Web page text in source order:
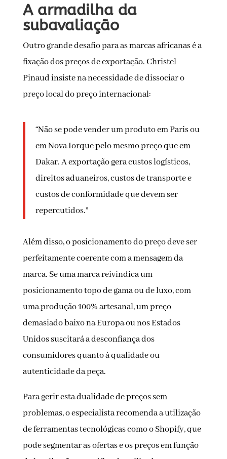
A armadilha da
subavaliação
Outro grande desafio para as marcas africanas é a
fixação dos preços de exportação. Christel
Pinaud insiste na necessidade de dissociar o
preço local do preço internacional:
“Não se pode vender um produto em Paris ou
em Nova Iorque pelo mesmo preço que em
Dakar. A exportação gera custos logísticos,
direitos aduaneiros, custos de transporte e
custos de conformidade que devem ser
repercutidos.”
Além disso, o posicionamento do preço deve ser
perfeitamente coerente com a mensagem da
marca. Se uma marca reivindica um
posicionamento topo de gama ou de luxo, com
uma produção 100% artesanal, um preço
demasiado baixo na Europa ou nos Estados
Unidos suscitará a desconfiança dos
consumidores quanto à qualidade ou
autenticidade da peça.
Para gerir esta dualidade de preços sem
problemas, o especialista recomenda a utilização
de ferramentas tecnológicas como o Shopify, que
pode segmentar as ofertas e os preços em função